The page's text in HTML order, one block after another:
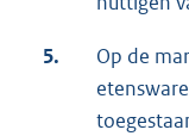
5.
Op de